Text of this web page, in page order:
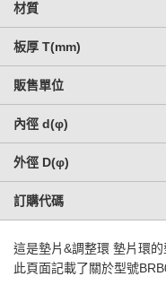
材質
板厚 T(mm)
販售單位
內徑 d(φ)
外徑 D(φ)
訂購代碼
這是墊片&調整環 墊片環
此頁面記載了關於型號